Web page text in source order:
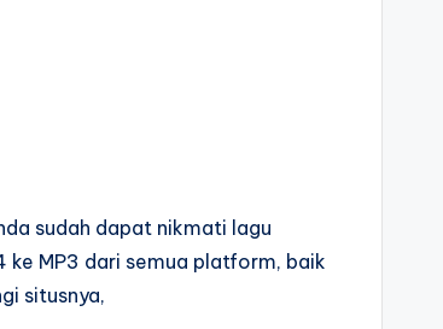
sudah dapat nikmati lagu
MP3 dari semua platform, baik
situsnya,